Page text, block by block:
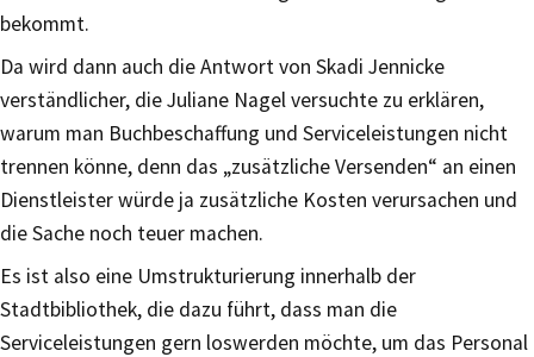
bekommt.
Da wird dann auch die Antwort von Skadi Jennicke
verständlicher, die Juliane Nagel versuchte zu erklären,
warum man Buchbeschaffung und Serviceleistungen nicht
trennen könne, denn das „zusätzliche Versenden“ an einen
Dienstleister würde ja zusätzliche Kosten verursachen und
die Sache noch teuer machen.
Es ist also eine Umstrukturierung innerhalb der
Stadtbibliothek, die dazu führt, dass man die
Serviceleistungen gern loswerden möchte, um das Personal